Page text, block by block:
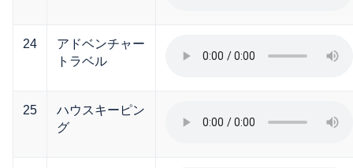
24
アドベンチャー
トラベル
25
ハウスキーピン
グ